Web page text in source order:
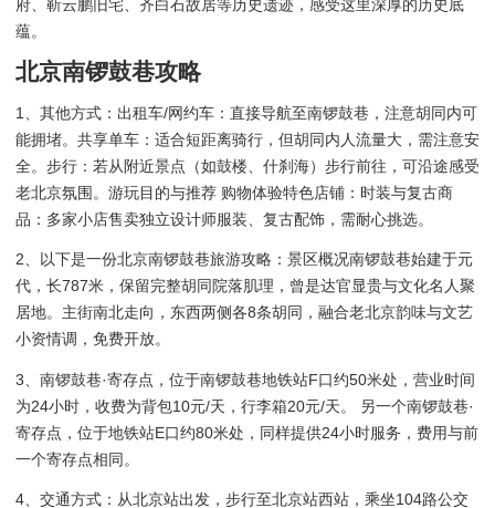
府、靳云鹏旧宅、齐白石故居等历史遗迹，感受这里深厚的历史底
蕴。
北京南锣鼓巷攻略
1、其他方式：出租车/网约车：直接导航至南锣鼓巷，注意胡同内可
能拥堵。共享单车：适合短距离骑行，但胡同内人流量大，需注意安
全。步行：若从附近景点（如鼓楼、什刹海）步行前往，可沿途感受
老北京氛围。游玩目的与推荐 购物体验特色店铺：时装与复古商
品：多家小店售卖独立设计师服装、复古配饰，需耐心挑选。
2、以下是一份北京南锣鼓巷旅游攻略：景区概况南锣鼓巷始建于元
代，长787米，保留完整胡同院落肌理，曾是达官显贵与文化名人聚
居地。主街南北走向，东西两侧各8条胡同，融合老北京韵味与文艺
小资情调，免费开放。
3、南锣鼓巷·寄存点，位于南锣鼓巷地铁站F口约50米处，营业时间
为24小时，收费为背包10元/天，行李箱20元/天。 另一个南锣鼓巷·
寄存点，位于地铁站E口约80米处，同样提供24小时服务，费用与前
一个寄存点相同。
4、交通方式：从北京站出发，步行至北京站西站，乘坐104路公交